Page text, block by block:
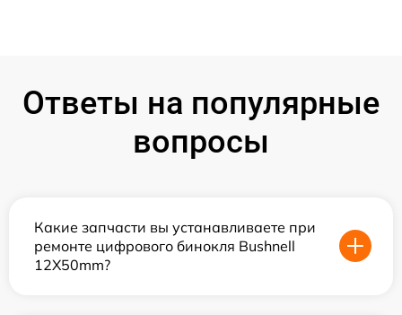
Ответы на популярные
вопросы
Какие запчасти вы устанавливаете при
ремонте цифрового бинокля Bushnell
12X50mm?